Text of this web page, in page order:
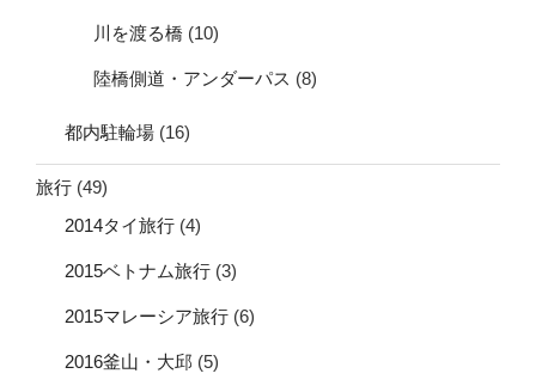
川を渡る橋 (10)
陸橋側道・アンダーパス (8)
都内駐輪場 (16)
旅行 (49)
2014タイ旅行 (4)
2015ベトナム旅行 (3)
2015マレーシア旅行 (6)
2016釜山・大邱 (5)